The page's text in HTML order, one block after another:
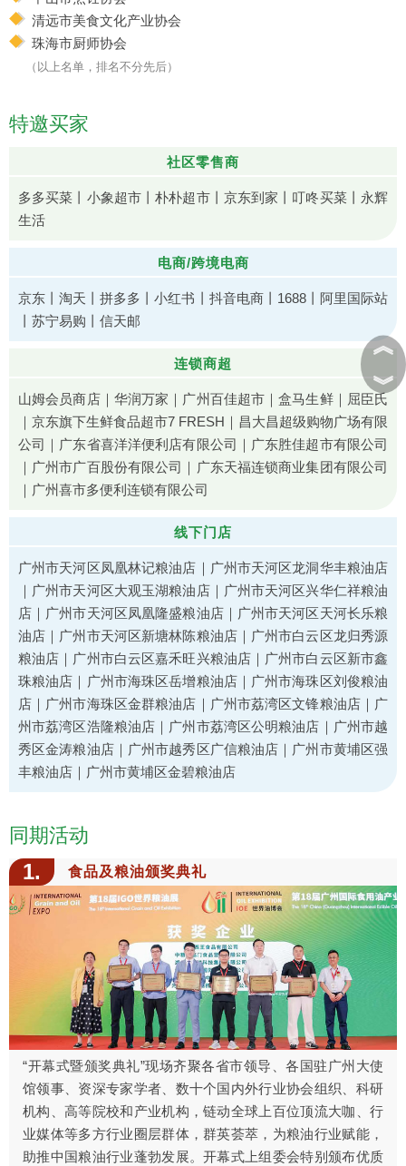
清远市美食文化产业协会
珠海市厨师协会
（以上名单，排名不分先后）
特邀买家
社区零售商
多多买菜丨小象超市丨朴朴超市丨京东到家丨叮咚买菜丨永辉
生活
电商/跨境电商
京东丨淘天丨拼多多丨小红书丨抖音电商丨1688丨阿里国际站
丨苏宁易购丨信天邮
连锁商超
山姆会员商店｜华润万家｜广州百佳超市｜盒马生鲜｜屈臣氏
｜京东旗下生鲜食品超市7 FRESH｜昌大昌超级购物广场有限
公司｜广东省喜洋洋便利店有限公司｜广东胜佳超市有限公司
｜广州市广百股份有限公司｜广东天福连锁商业集团有限公司
｜广州喜市多便利连锁有限公司
线下门店
广州市天河区凤凰林记粮油店｜广州市天河区龙洞华丰粮油店
｜广州市天河区大观玉湖粮油店｜广州市天河区兴华仁祥粮油
店｜广州市天河区凤凰隆盛粮油店｜广州市天河区天河长乐粮
油店｜广州市天河区新塘林陈粮油店｜广州市白云区龙归秀源
粮油店｜广州市白云区嘉禾旺兴粮油店｜广州市白云区新市鑫
珠粮油店｜广州市海珠区岳增粮油店｜广州市海珠区刘俊粮油
店｜广州市海珠区金群粮油店｜广州市荔湾区文锋粮油店｜广
州市荔湾区浩隆粮油店｜广州市荔湾区公明粮油店｜广州市越
秀区金涛粮油店｜广州市越秀区广信粮油店｜广州市黄埔区强
丰粮油店｜广州市黄埔区金碧粮油店
同期活动
1. 食品及粮油颁奖典礼
“开幕式暨颁奖典礼”现场齐聚各省市领导、各国驻广州大使
馆领事、资深专家学者、数十个国内外行业协会组织、科研
机构、高等院校和产业机构，链动全球上百位顶流大咖、行
业媒体等多方行业圈层群体，群英荟萃，为粮油行业赋能，
助推中国粮油行业蓬勃发展。开幕式上组委会特别颁布优质
︽
︾